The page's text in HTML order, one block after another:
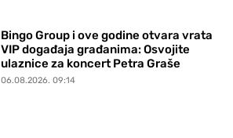
Bingo Group i ove godine otvara vrata
VIP događaja građanima: Osvojite
ulaznice za koncert Petra Graše
06.08.2026. 09:14